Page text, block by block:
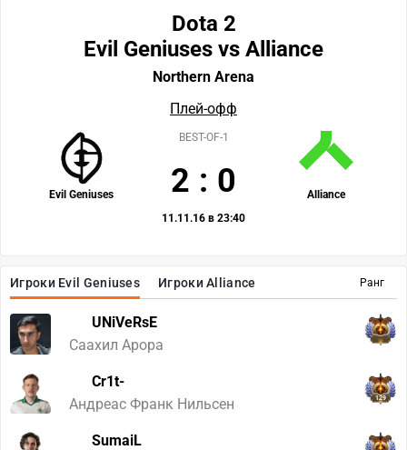
Ранг
Игроки Evil Geniuses Игроки Alliance
UNiVeRsE
Саахил Арора
Cr1t-
Андреас Франк Нильсен
129
SumaiL
Dota 2
Evil Geniuses vs Alliance
Northern Arena
Плей-офф
Evil Geniuses Alliance
BEST-OF-1
2 : 0
11.11.16 в 23:40